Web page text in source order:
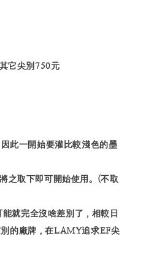
它尖別750元
此一開始要灌比較淺色的墨
之取下即可開始使用。(不取
就完全沒啥差別了，相較日
的廠牌，在LAMY追求EF尖